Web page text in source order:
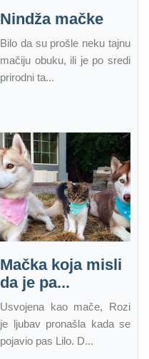
Nindža mačke
Bilo da su prošle neku tajnu
mačiju obuku, ili je po sredi
prirodni ta...
Mačka koja misli
da je pa...
Usvojena kao mače, Rozi
je ljubav pronašla kada se
pojavio pas Lilo. D...